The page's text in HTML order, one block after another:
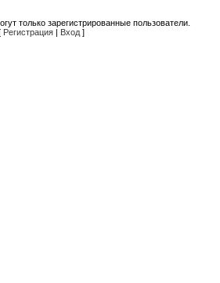
только зарегистрированные пользователи.
Регистрация | Вход ]